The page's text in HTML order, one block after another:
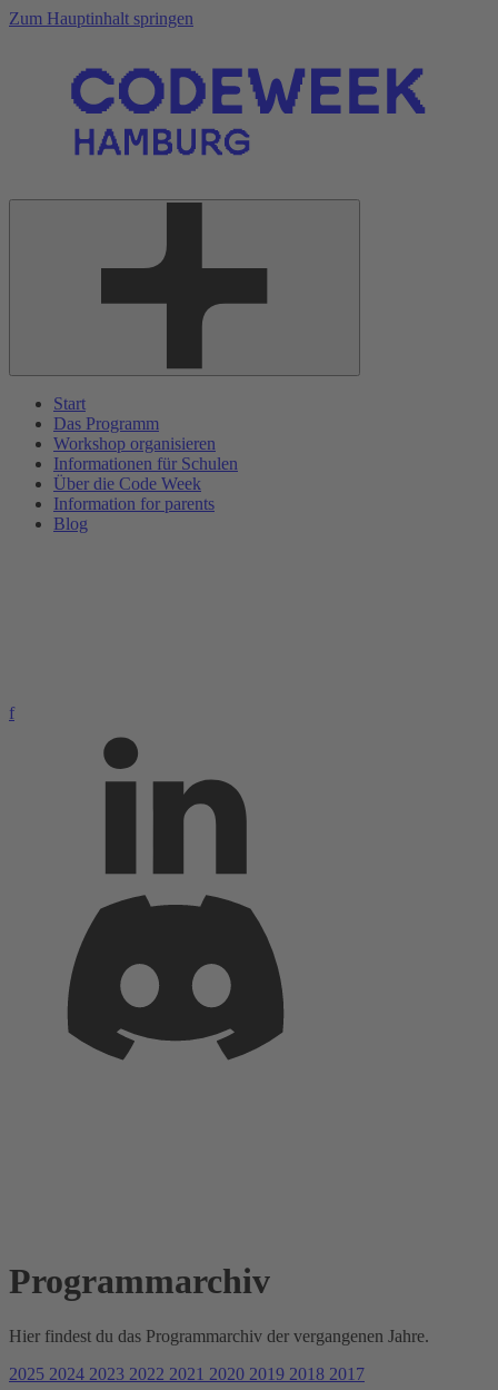
Zum Hauptinhalt springen
Start
Das Programm
Workshop organisieren
Informationen für Schulen
Über die Code Week
Information for parents
Blog
f
Programmarchiv
Hier findest du das Programm­archiv der vergangenen Jahre.
2025 2024 2023 2022 2021 2020 2019 2018 2017